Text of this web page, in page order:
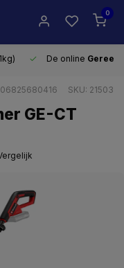
0
De online
SKU: 21503
GE-CT